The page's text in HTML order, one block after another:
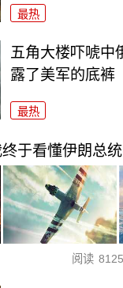
最热
五角大楼吓唬中
露了美军的底裤
最热
于看懂伊朗总
阅读 8125